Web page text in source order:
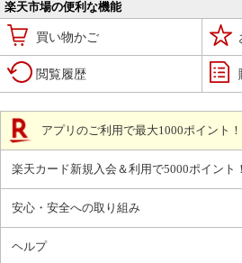
楽天市場の便利な機能
買い物かご
閲覧履歴
アプリのご利用で最大1000ポイント！
楽天カード新規入会＆利用で5000ポイント！
安心・安全への取り組み
ヘルプ